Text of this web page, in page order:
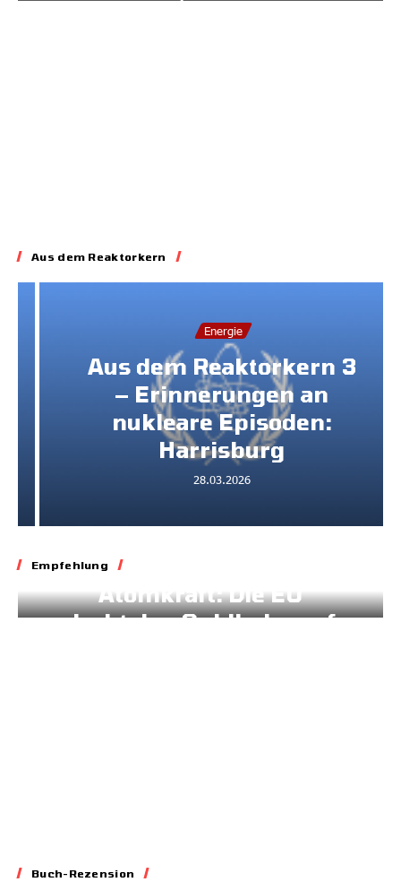
Aus dem Reaktorkern
Energie
Aus dem Reaktorkern 3
– Erinnerungen an
nukleare Episoden:
Harrisburg
28.03.2026
Empfehlung
Atomkraft: Die EU
dreht den Geldhahn auf
Buch-Rezension